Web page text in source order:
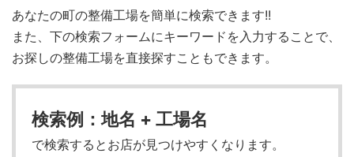
あなたの町の整備工場を簡単に検索できます!!
また、下の検索フォームにキーワードを入力することで、
お探しの整備工場を直接探すこともできます。
検索例：地名 + 工場名
で検索するとお店が見つけやすくなります。